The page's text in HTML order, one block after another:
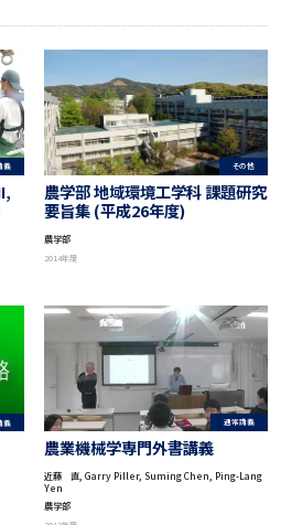
義 その他
農学部 地域環境工学科 課題研究
要旨集 (平成26年度)
農学部
2014年度
義 通常講義
農業機械学専門外書講義
近藤 直, Garry Piller, Suming Chen, Ping-Lang
Yen
農学部